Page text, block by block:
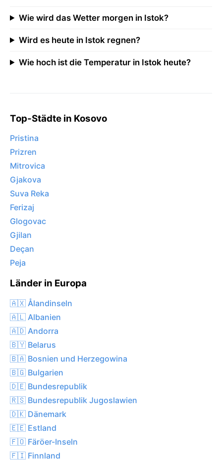
Wie wird das Wetter morgen in Istok?
Wird es heute in Istok regnen?
Wie hoch ist die Temperatur in Istok heute?
Top-Städte in Kosovo
Pristina
Prizren
Mitrovica
Gjakova
Suva Reka
Ferizaj
Glogovac
Gjilan
Deçan
Peja
Länder in Europa
🇦🇽 Ålandinseln
🇦🇱 Albanien
🇦🇩 Andorra
🇧🇾 Belarus
🇧🇦 Bosnien und Herzegowina
🇧🇬 Bulgarien
🇩🇪 Bundesrepublik
🇷🇸 Bundesrepublik Jugoslawien
🇩🇰 Dänemark
🇪🇪 Estland
🇫🇴 Färöer-Inseln
🇫🇮 Finnland